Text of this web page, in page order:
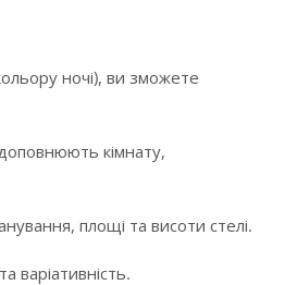
ночі), ви зможете
кімнату,
площі та висоти стелі.
варіативність.